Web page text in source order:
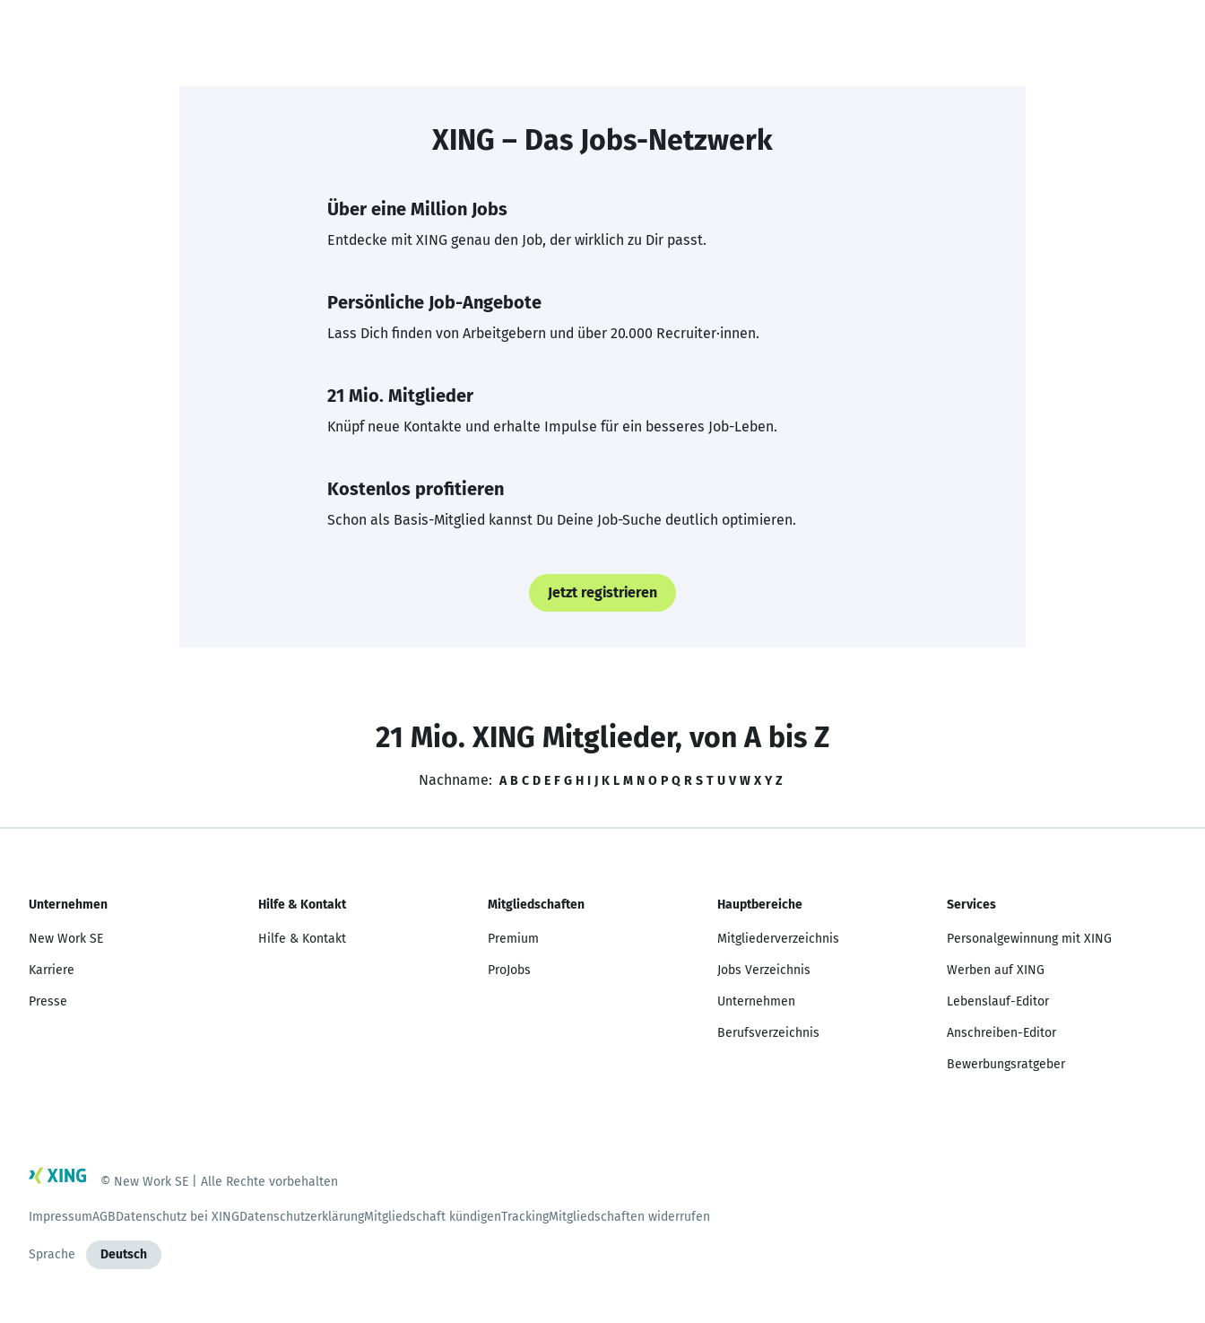
XING – Das Jobs-Netzwerk
Über eine Million Jobs
Entdecke mit XING genau den Job, der wirklich zu Dir passt.
Persönliche Job-Angebote
Lass Dich finden von Arbeitgebern und über 20.000 Recruiter·innen.
21 Mio. Mitglieder
Knüpf neue Kontakte und erhalte Impulse für ein besseres Job-Leben.
Kostenlos profitieren
Schon als Basis-Mitglied kannst Du Deine Job-Suche deutlich optimieren.
Jetzt registrieren
21 Mio. XING Mitglieder, von A bis Z
Nachname: A B C D E F G H I J K L M N O P Q R S T U V W X Y Z
Unternehmen
New Work SE
Karriere
Presse
Hilfe & Kontakt
Hilfe & Kontakt
Mitgliedschaften
Premium
ProJobs
Hauptbereiche
Mitgliederverzeichnis
Jobs Verzeichnis
Unternehmen
Berufsverzeichnis
Services
Personalgewinnung mit XING
Werben auf XING
Lebenslauf-Editor
Anschreiben-Editor
Bewerbungsratgeber
© New Work SE | Alle Rechte vorbehalten
ImpressumAGBDatenschutz bei XINGDatenschutzerklärungMitgliedschaft kündigenTrackingMitgliedschaften widerrufen
Sprache Deutsch